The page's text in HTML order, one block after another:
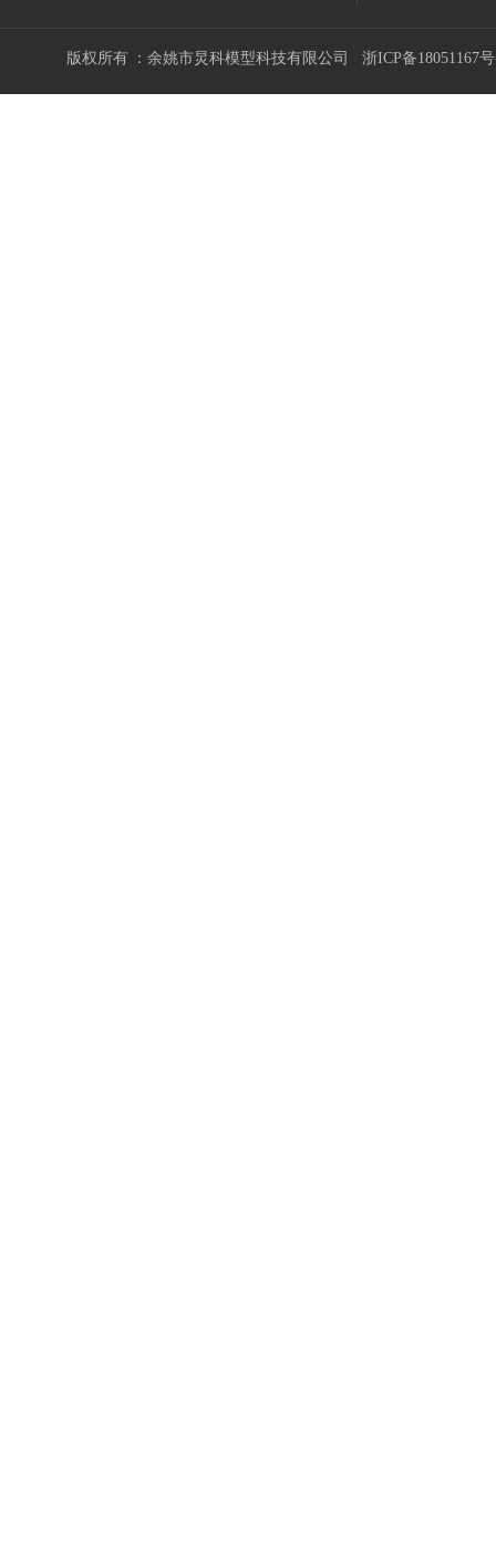
版权所有 ：余姚市炅科模型科技有限公司 浙ICP备18051167